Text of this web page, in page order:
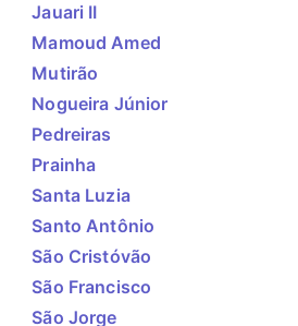
Jauari II
Mamoud Amed
Mutirão
Nogueira Júnior
Pedreiras
Prainha
Santa Luzia
Santo Antônio
São Cristóvão
São Francisco
São Jorge